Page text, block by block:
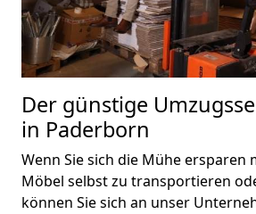
Der günstige
in Paderborn
Wenn Sie sich die Mühe ersparen
Möbel selbst zu transportieren
können Sie sich an unser